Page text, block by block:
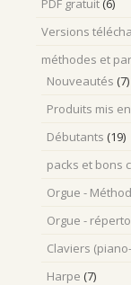
PDF gratuit (6)
Versions
méthodes et
Nouveautés (7)
Produits mis
Débutants (19)
packs et bons
Orgue -
Orgue -
Claviers
Harpe (7)